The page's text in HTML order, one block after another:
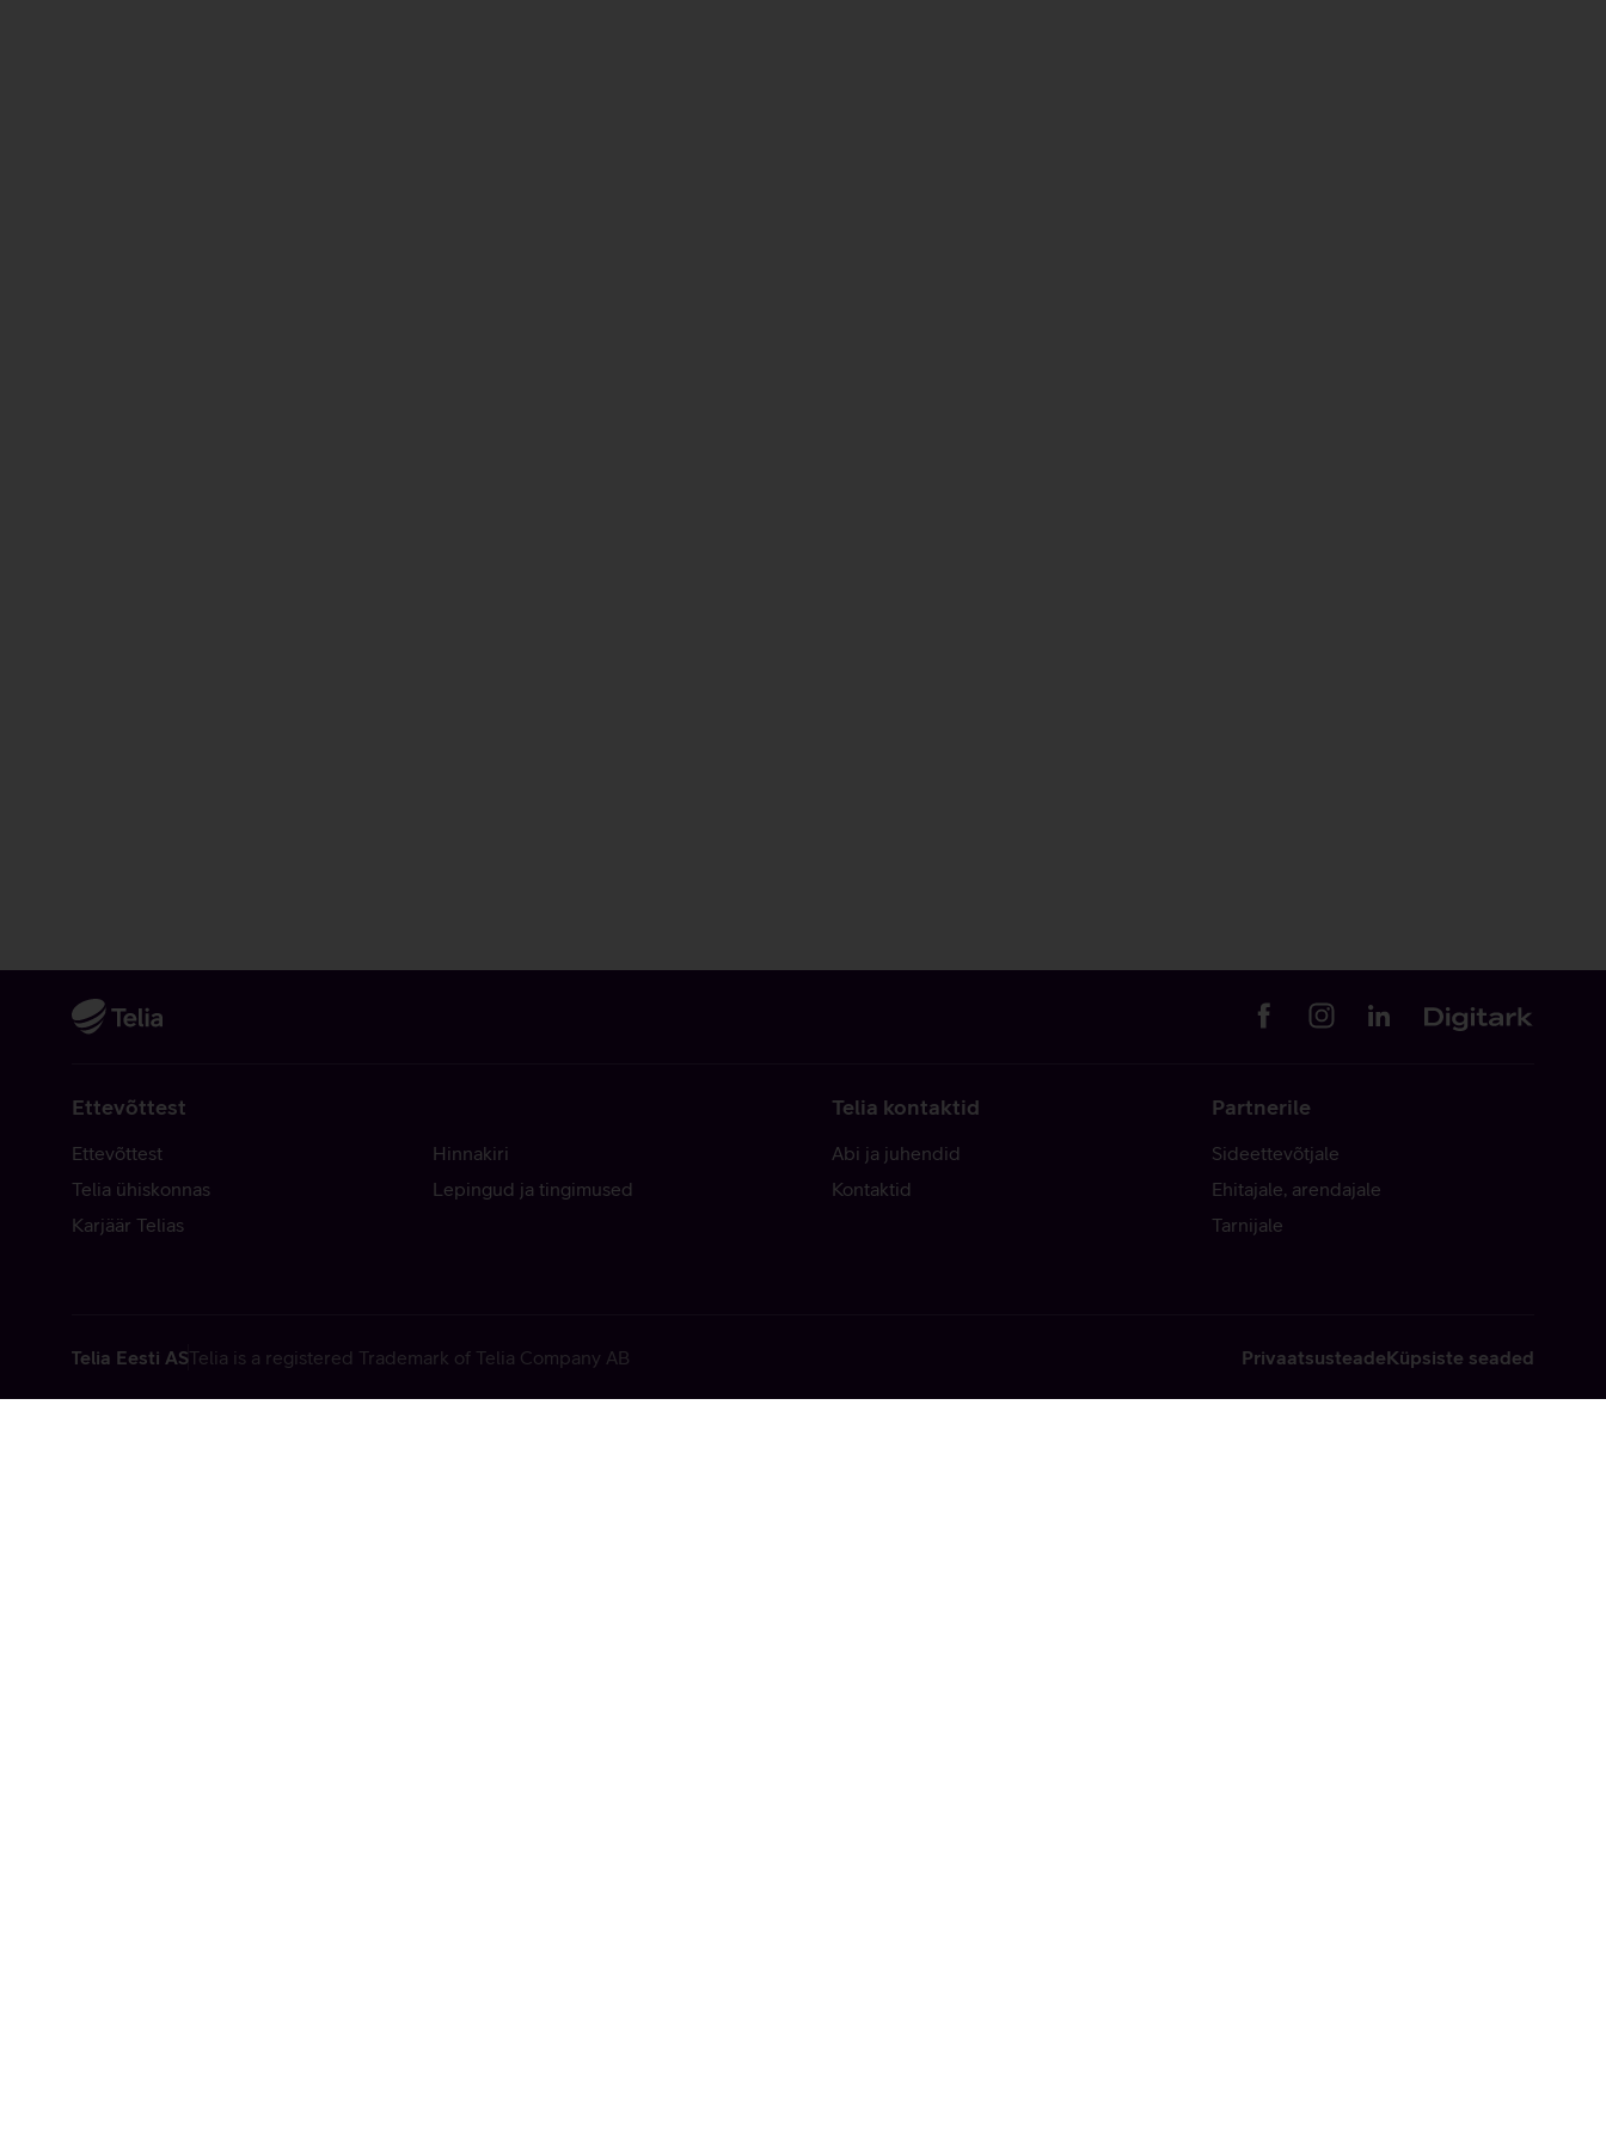
Ettevõttest
Ettevõttest
Telia ühiskonnas
Karjäär Telias
Hinnakiri
Lepingud ja tingimused
Telia kontaktid
Abi ja juhendid
Kontaktid
Partnerile
Sideettevõtjale
Ehitajale, arendajale
Tarnijale
Telia Eesti ASTelia is a registered Trademark of Telia Company AB PrivaatsusteadeKüpsiste seaded